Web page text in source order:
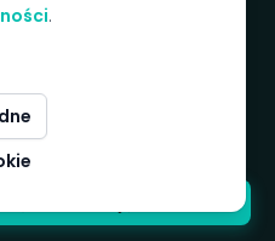
raporty
proces w
finansowych firm
.